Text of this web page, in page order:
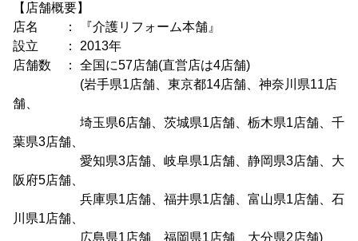
【店舗概要】
店名 ： 『介護リフォーム本舗』
設立 ： 2013年
店舗数 ： 全国に57店舗(直営店は4店舗)
(岩手県1店舗、東京都14店舗、神奈川県11店
舗、
埼玉県6店舗、茨城県1店舗、栃木県1店舗、千
葉県3店舗、
愛知県3店舗、岐阜県1店舗、静岡県3店舗、大
阪府5店舗、
兵庫県1店舗、福井県1店舗、富山県1店舗、石
川県1店舗、
広島県1店舗、福岡県1店舗、大分県2店舗)